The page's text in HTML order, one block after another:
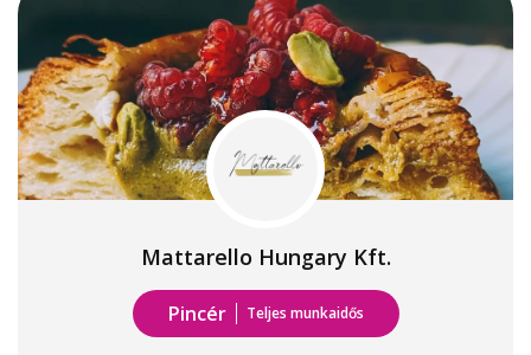
Mattarello Hungary Kft.
Pincér Teljes munkaidős